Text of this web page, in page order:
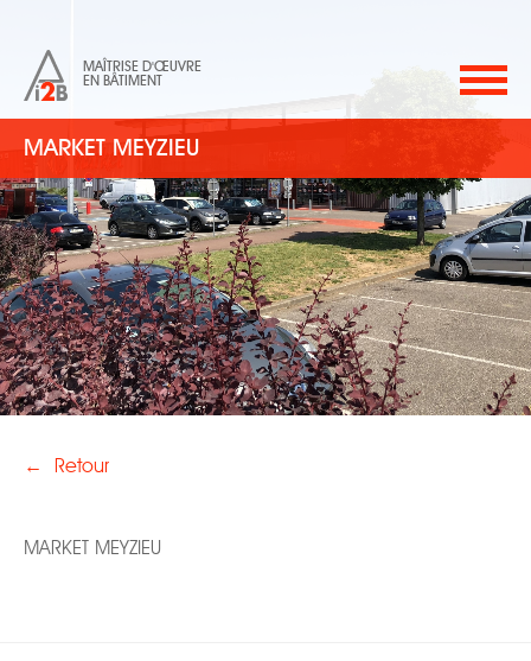
MAÎTRISE D'ŒUVRE
EN BÂTIMENT
MARKET MEYZIEU
← Retour
MARKET MEYZIEU